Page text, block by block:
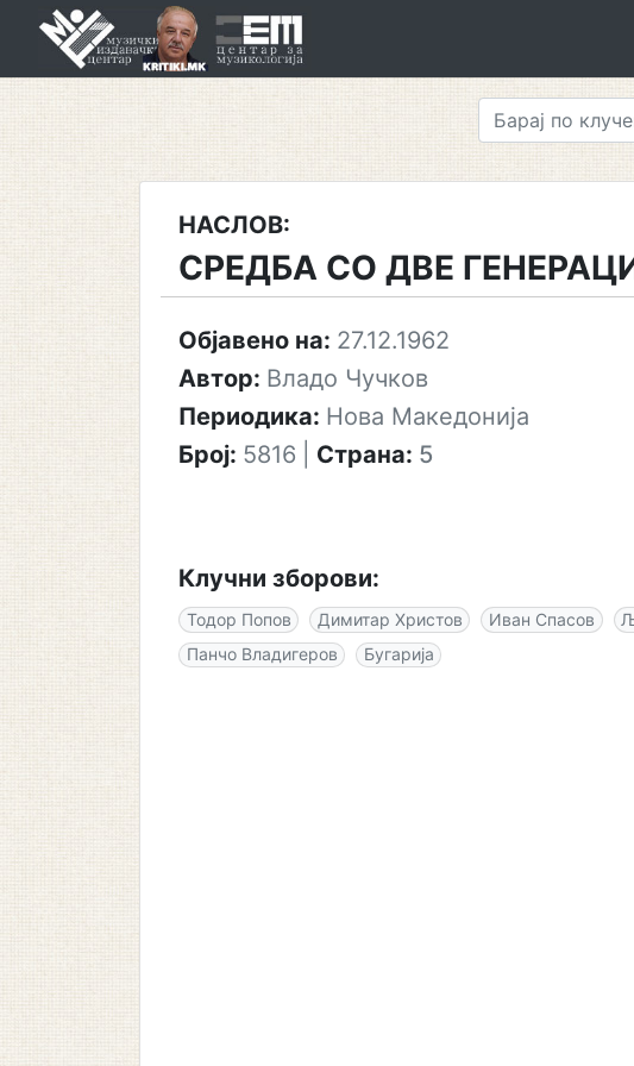
НАСЛОВ:
СРЕДБА СО ДВЕ
Објавено на: 27.12.1962
Автор: Владо Чучков
Периодика: Нова Македонија
Број: 5816 Страна: 5
Клучни зборови:
Тодор Попов Димитар Христов Иван Спасов
Панчо Владигеров
Бугарија